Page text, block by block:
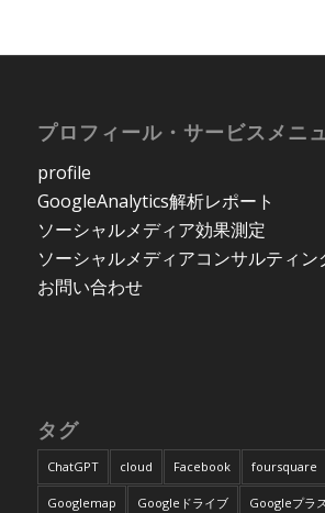
プロフィール・サービスメニ
profile
GoogleAnalytics解析レポート
ソーシャルメディア効果測定
ソーシャルメディアコンサルティン
お問い合わせ
タグ
ChatGPT cloud Facebook foursquare
Googlemap Googleドライブ Googleプラ